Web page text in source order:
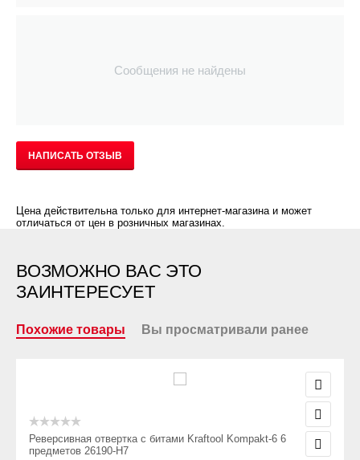
Сообщения не найдены
НАПИСАТЬ ОТЗЫВ
Цена действительна только для интернет-магазина и может
отличаться от цен в розничных магазинах.
ВОЗМОЖНО ВАС ЭТО
ЗАИНТЕРЕСУЕТ
Похожие товары Вы просматривали ранее
Реверсивная отвертка с битами Kraftool Kompakt-6 6
предметов 26190-H7